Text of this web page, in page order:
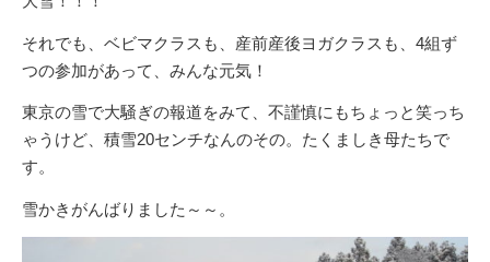
それでも、ベビマクラスも、産前産後ヨガクラスも、4組ず
つの参加があって、みんな元気！
東京の雪で大騒ぎの報道をみて、不謹慎にもちょっと笑っち
ゃうけど、積雪20センチなんのその。たくましき母たちで
す。
雪かきがんばりました～～。